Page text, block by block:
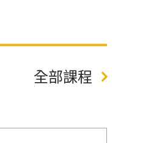
全部課程